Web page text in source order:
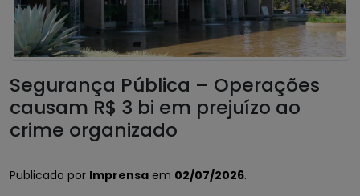
Segurança Pública – Operações
causam R$ 3 bi em prejuízo ao
crime organizado
Publicado por Imprensa em 02/07/2026.